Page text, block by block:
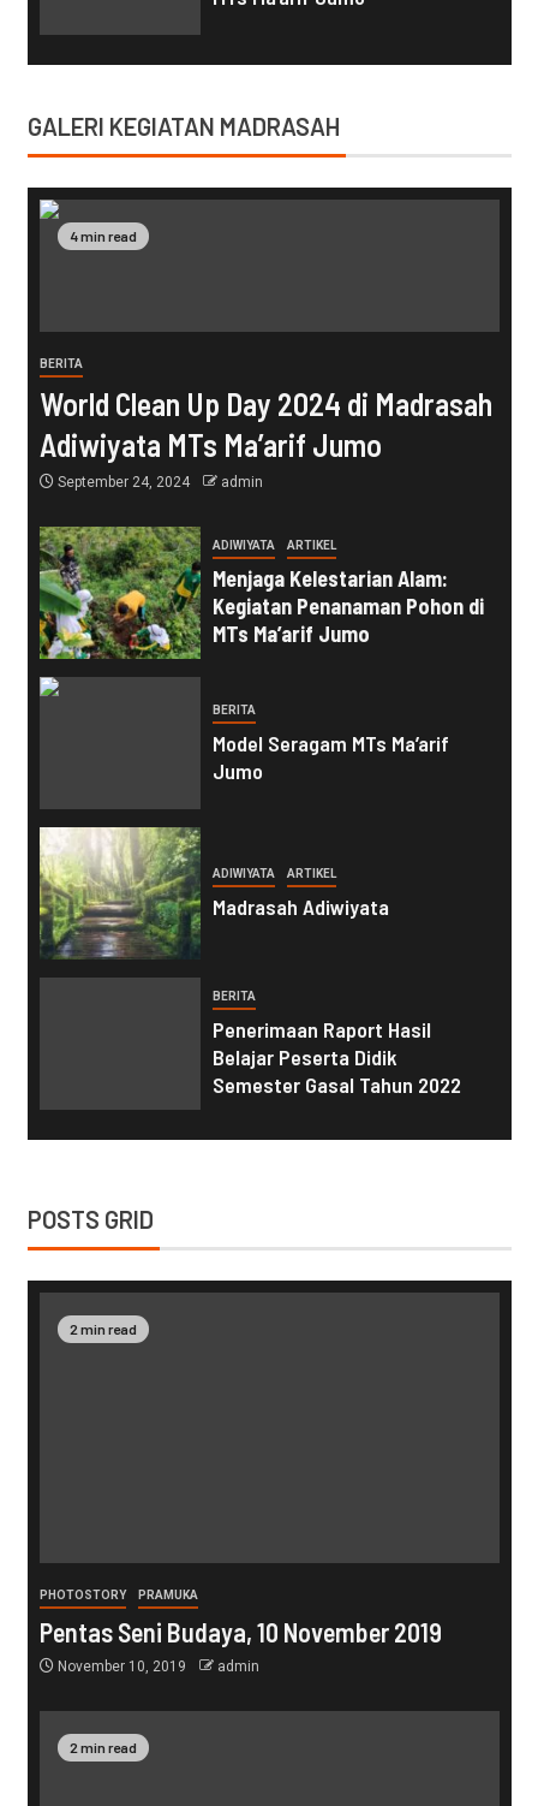
GALERI KEGIATAN MADRASAH
4 min read
BERITA
World Clean Up Day 2024 di Madrasah
Adiwiyata MTs Ma’arif Jumo
September 24, 2024 admin
ADIWIYATA ARTIKEL
Menjaga Kelestarian Alam:
Kegiatan Penanaman Pohon di
MTs Ma’arif Jumo
BERITA
Model Seragam MTs Ma’arif
Jumo
ADIWIYATA ARTIKEL
Madrasah Adiwiyata
BERITA
Penerimaan Raport Hasil
Belajar Peserta Didik
Semester Gasal Tahun 2022
POSTS GRID
2 min read
PHOTOSTORY PRAMUKA
Pentas Seni Budaya, 10 November 2019
November 10, 2019 admin
2 min read